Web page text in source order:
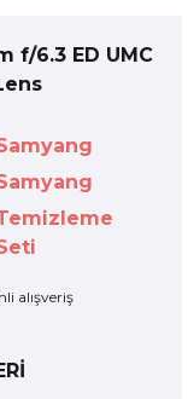
f/6.3 ED UMC